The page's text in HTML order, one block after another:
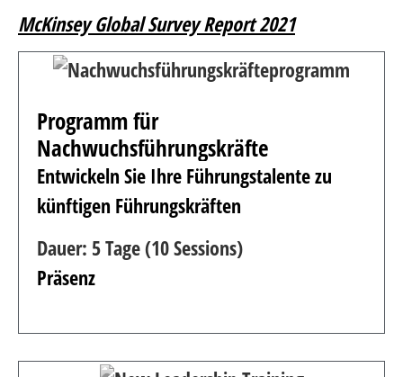
McKinsey Global Survey Report 2021
Programm für
Nachwuchsführungskräfte
Entwickeln Sie Ihre Führungstalente zu
künftigen Führungskräften
Dauer: 5 Tage (10 Sessions)
Präsenz